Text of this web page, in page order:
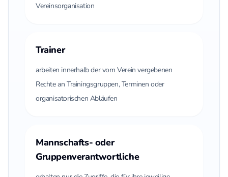
Vereinsorganisation
Trainer
arbeiten innerhalb der vom Verein vergebenen
Rechte an Trainingsgruppen, Terminen oder
organisatorischen Abläufen
Mannschafts- oder
Gruppenverantwortliche